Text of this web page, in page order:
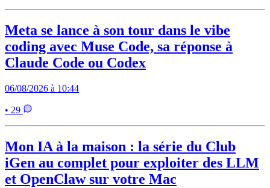
Meta se lance à son tour dans le vibe
coding avec Muse Code, sa réponse à
Claude Code ou Codex
06/08/2026 à 10:44
• 29
Mon IA à la maison : la série du Club
iGen au complet pour exploiter des LLM
et OpenClaw sur votre Mac